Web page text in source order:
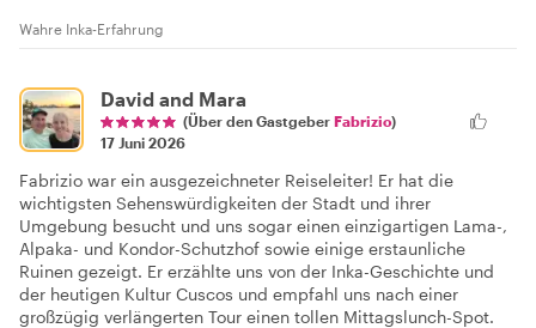
Wahre Inka-Erfahrung
David and Mara
(Über den Gastgeber Fabrizio)
17 Juni 2026
Fabrizio war ein ausgezeichneter Reiseleiter! Er hat die
wichtigsten Sehenswürdigkeiten der Stadt und ihrer
Umgebung besucht und uns sogar einen einzigartigen Lama-,
Alpaka- und Kondor-Schutzhof sowie einige erstaunliche
Ruinen gezeigt. Er erzählte uns von der Inka-Geschichte und
der heutigen Kultur Cuscos und empfahl uns nach einer
großzügig verlängerten Tour einen tollen Mittagslunch-Spot.